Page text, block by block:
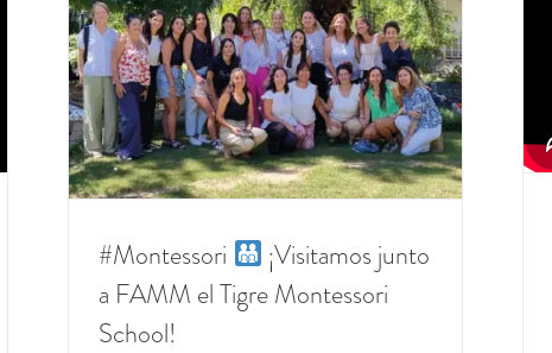
#Montessori
​ ¡Visitamos junto
a FAMM el Tigre Montessori
School!